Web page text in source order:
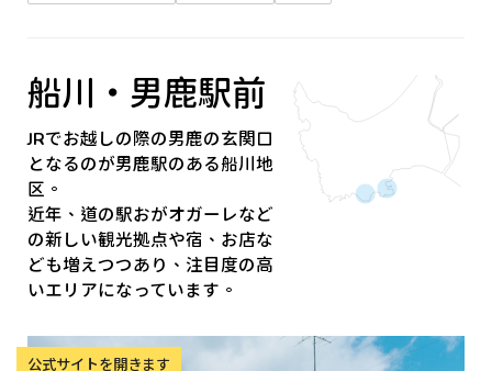
船川・男鹿駅前
JRでお越しの際の男鹿の玄関口
となるのが男鹿駅のある船川地
区。
近年、道の駅おがオガーレなど
の新しい観光拠点や宿、お店な
ども増えつつあり、注目度の高
いエリアになっています。